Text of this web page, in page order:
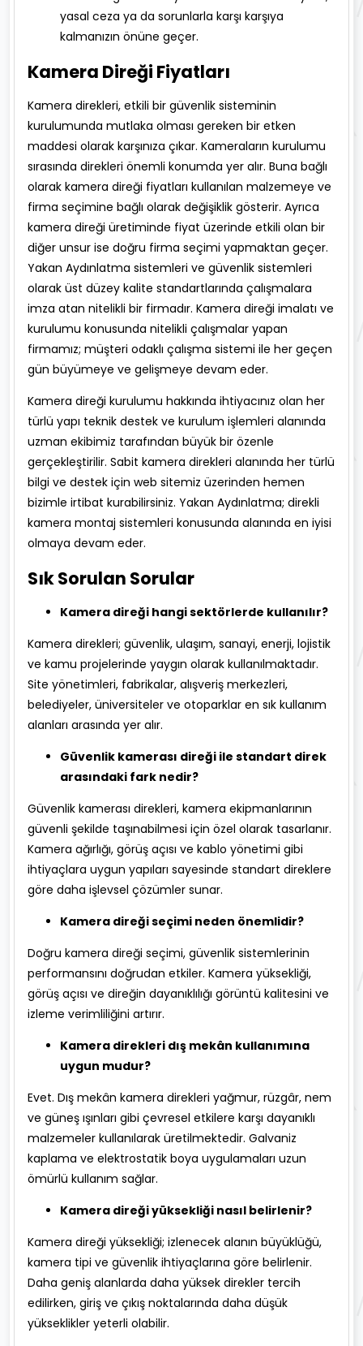
yasal ceza ya da sorunlarla karşı karşıya
kalmanızın önüne geçer.
Kamera Direği Fiyatları
Kamera direkleri, etkili bir güvenlik sisteminin
kurulumunda mutlaka olması gereken bir etken
maddesi olarak karşınıza çıkar. Kameraların kurulumu
sırasında direkleri önemli konumda yer alır. Buna bağlı
olarak kamera direği fiyatları kullanılan malzemeye ve
firma seçimine bağlı olarak değişiklik gösterir. Ayrıca
kamera direği üretiminde fiyat üzerinde etkili olan bir
diğer unsur ise doğru firma seçimi yapmaktan geçer.
Yakan Aydınlatma sistemleri ve güvenlik sistemleri
olarak üst düzey kalite standartlarında çalışmalara
imza atan nitelikli bir firmadır. Kamera direği imalatı ve
kurulumu konusunda nitelikli çalışmalar yapan
firmamız; müşteri odaklı çalışma sistemi ile her geçen
gün büyümeye ve gelişmeye devam eder.
Kamera direği kurulumu hakkında ihtiyacınız olan her
türlü yapı teknik destek ve kurulum işlemleri alanında
uzman ekibimiz tarafından büyük bir özenle
gerçekleştirilir. Sabit kamera direkleri alanında her türlü
bilgi ve destek için web sitemiz üzerinden hemen
bizimle irtibat kurabilirsiniz. Yakan Aydınlatma; direkli
kamera montaj sistemleri konusunda alanında en iyisi
olmaya devam eder.
Sık Sorulan Sorular
Kamera direği hangi sektörlerde kullanılır?
Kamera direkleri; güvenlik, ulaşım, sanayi, enerji, lojistik
ve kamu projelerinde yaygın olarak kullanılmaktadır.
Site yönetimleri, fabrikalar, alışveriş merkezleri,
belediyeler, üniversiteler ve otoparklar en sık kullanım
alanları arasında yer alır.
Güvenlik kamerası direği ile standart direk
arasındaki fark nedir?
Güvenlik kamerası direkleri, kamera ekipmanlarının
güvenli şekilde taşınabilmesi için özel olarak tasarlanır.
Kamera ağırlığı, görüş açısı ve kablo yönetimi gibi
ihtiyaçlara uygun yapıları sayesinde standart direklere
göre daha işlevsel çözümler sunar.
Kamera direği seçimi neden önemlidir?
Doğru kamera direği seçimi, güvenlik sistemlerinin
performansını doğrudan etkiler. Kamera yüksekliği,
görüş açısı ve direğin dayanıklılığı görüntü kalitesini ve
izleme verimliliğini artırır.
Kamera direkleri dış mekân kullanımına
uygun mudur?
Evet. Dış mekân kamera direkleri yağmur, rüzgâr, nem
ve güneş ışınları gibi çevresel etkilere karşı dayanıklı
malzemeler kullanılarak üretilmektedir. Galvaniz
kaplama ve elektrostatik boya uygulamaları uzun
ömürlü kullanım sağlar.
Kamera direği yüksekliği nasıl belirlenir?
Kamera direği yüksekliği; izlenecek alanın büyüklüğü,
kamera tipi ve güvenlik ihtiyaçlarına göre belirlenir.
Daha geniş alanlarda daha yüksek direkler tercih
edilirken, giriş ve çıkış noktalarında daha düşük
yükseklikler yeterli olabilir.